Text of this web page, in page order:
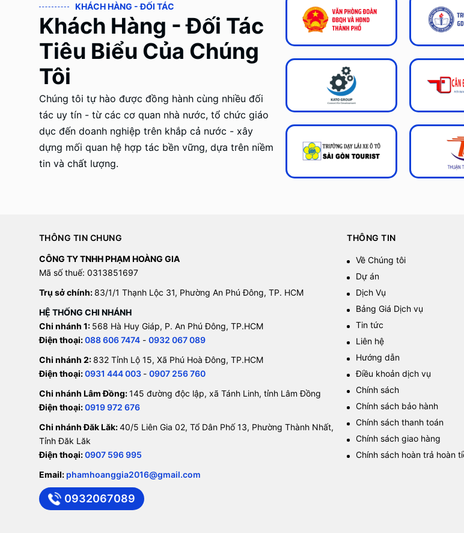
KHÁCH HÀNG - ĐỐI TÁC
Khách Hàng - Đối Tác
Tiêu Biểu Của Chúng
Tôi
Chúng tôi tự hào được đồng hành cùng nhiều đối
tác uy tín - từ các cơ quan nhà nước, tổ chức giáo
dục đến doanh nghiệp trên khắp cả nước - xây
dựng mối quan hệ hợp tác bền vững, dựa trên niềm
tin và chất lượng.
THÔNG TIN CHUNG
CÔNG TY TNHH PHẠM HOÀNG GIA
Mã số thuế: 0313851697
Trụ sở chính: 83/1/1 Thạnh Lộc 31, Phường An Phú Đông, TP. HCM
HỆ THỐNG CHI NHÁNH
Chi nhánh 1: 568 Hà Huy Giáp, P. An Phú Đông, TP.HCM
Điện thoại:088 606 7474- 0932 067 089
Chi nhánh 2: 832 Tỉnh Lộ 15, Xã Phú Hoà Đông, TP.HCM
Điện thoại:0931 444 003 - 0907 256 760
Chi nhánh Lâm Đồng:145 đường độc lập, xã Tánh Linh, tỉnh Lâm Đồng
Điện thoại:0919 972 676
Chi nhánh Đăk Lăk:40/5 Liên Gia 02, Tổ Dân Phố 13, Phường Thành Nhất,
Tỉnh Đăk Lăk
Điện thoại:0907 596 995
Email: phamhoanggia2016@gmail.com
0932067089
THÔNG TIN
Về Chúng tôi
Dự án
Dịch Vụ
Bảng Giá Dịch vụ
Tin tức
Liên hệ
Hướng dẫn
Điều khoản dịch vụ
Chính sách
Chính sách bảo hành
Chính sách thanh toán
Chính sách giao hàng
Chính sách hoàn trả hoàn